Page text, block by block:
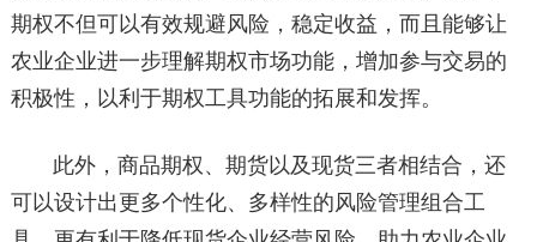
期权不但可以有效规避风险，稳定收益，而且能够让
农业企业进一步理解期权市场功能，增加参与交易的
积极性，以利于期权工具功能的拓展和发挥。
此外，商品期权、期货以及现货三者相结合，还
可以设计出更多个性化、多样性的风险管理组合工